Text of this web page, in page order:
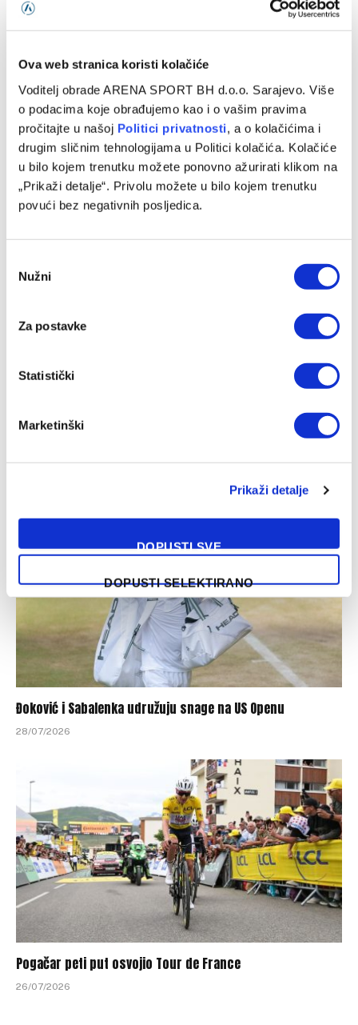
Ova web stranica koristi kolačiće
Voditelj obrade ARENA SPORT BH d.o.o. Sarajevo. Više
o podacima koje obrađujemo kao i o vašim pravima
pročitajte u našoj Politici privatnosti, a o kolačićima i
drugim sličnim tehnologijama u Politici kolačića. Kolačiće
u bilo kojem trenutku možete ponovno ažurirati klikom na
„Prikaži detalje“. Privolu možete u bilo kojem trenutku
povući bez negativnih posljedica.
Selection
Nužni
Za postavke
Statistički
Marketinški
Prikaži detalje
DOPUSTI SVE
DOPUSTI SELEKTIRANO
Džumhur opravdao ulogu favorita u Poljskoj
04/08/2026
Muzaferija: Ovo su vijesti za koje sam se nadala da ih neću
Đoković i Sabalenka udružuju snage na US Openu
28/07/2026
Pogačar peti put osvojio Tour de France
26/07/2026